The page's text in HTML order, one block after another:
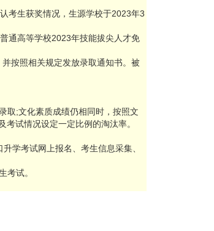
考生获奖情况，生源学校于2023年3
通高等学校2023年技能拔尖人才免
按照相关规定发放录取通知书。被
取;文化素质成绩仍相同时，按照文
试情况设定一定比例的淘汰率。
学考试网上报名、考生信息采集、
考试。